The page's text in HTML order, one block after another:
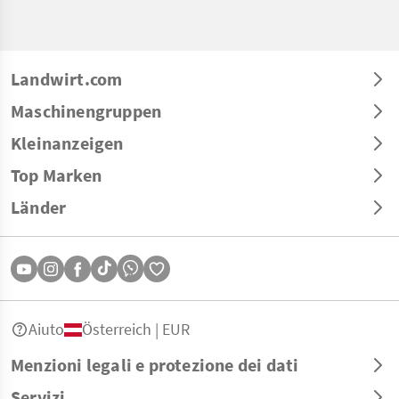
Landwirt.com
Maschinengruppen
Kleinanzeigen
Top Marken
Länder
Menzioni legali e protezione dei dati
Aiuto Österreich | EUR